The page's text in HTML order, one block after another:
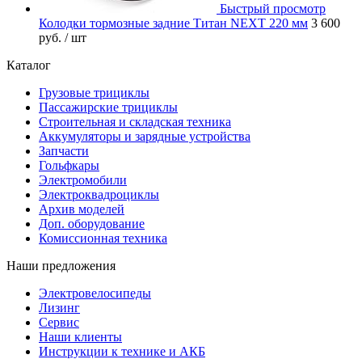
Быстрый просмотр
Колодки тормозные задние Титан NEXT 220 мм 3 600
руб. / шт
Каталог
Грузовые трициклы
Пассажирские трициклы
Строительная и складская техника
Аккумуляторы и зарядные устройства
Запчасти
Гольфкары
Электромобили
Электроквадроциклы
Архив моделей
Доп. оборудование
Комиссионная техника
Наши предложения
Электровелосипеды
Лизинг
Сервис
Наши клиенты
Инструкции к технике и АКБ